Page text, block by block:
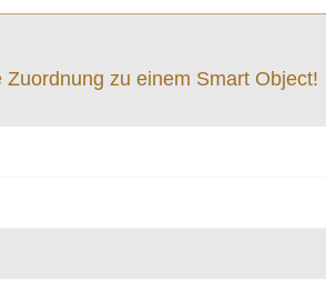
zu einem Smart Object!